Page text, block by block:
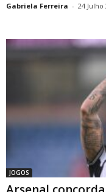
Gabriela Ferreira - 24 Julho
JOGOS